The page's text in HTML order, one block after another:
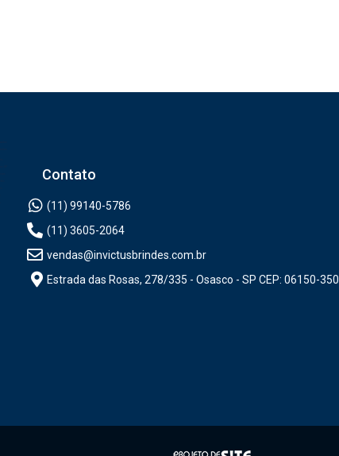
Contato
(11) 99140-5786
(11) 3605-2064
vendas@invictusbrindes.com.br
Estrada das Rosas, 278/335 - Osasco - SP CEP: 06150-350